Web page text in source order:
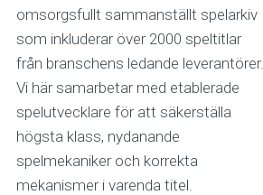
omsorgsfullt sammanställt spelarkiv
som inkluderar över 2000 speltitlar
från branschens ledande leverantörer.
Vi här samarbetar med etablerade
spelutvecklare för att säkerställa
högsta klass, nydanande
spelmekaniker och korrekta
mekanismer i varenda titel.